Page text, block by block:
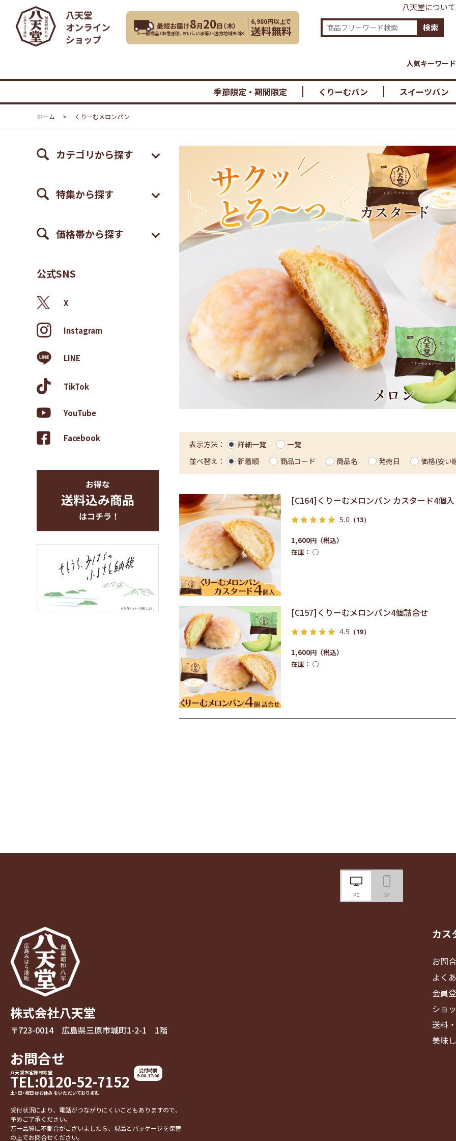
八天堂について
最短お届け8月20日（木）
※一部商品（お急ぎ便、おいしい水等）・遠方地域を除く
6,980円以上で
送料無料 検索
人気キーワード
季節限定・期間限定 くりーむパン スイーツパン
ホーム > くりーむメロンパン
カテゴリから探す
特集から探す
価格帯から探す
公式SNS
X
Instagram
LINE
TikTok
YouTube
Facebook
表示方法： 詳細一覧
一覧
並べ替え：
新着順 商品コード 商品名 発売日 価格(安い
[C164]くりーむメロンパン カスタード4個入
5.0 （13）
1,600円
在庫： ○
[C157]くりーむメロンパン4個詰合せ
4.9 （19）
1,600円
在庫： ○
PC SP
株式会社八天堂
〒723-0014 広島県三原市城町1-2-1 1階
お問合せ
八天堂お客様相談室
TEL:0120-52-7152
土・日・祝日はお休みをいただいております。
受付時間
9:00-17:00
受付状況により、電話がつながりにくいこともありますので、
予めご了承ください。
万一品質に不都合がございましたら、現品とパッケージを保管
の上でお問合せください。
カス
お問
よく
会員
ショ
送料
美味